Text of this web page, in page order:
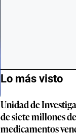
Lo más visto
Unidad de
de siete millones
medicamentos